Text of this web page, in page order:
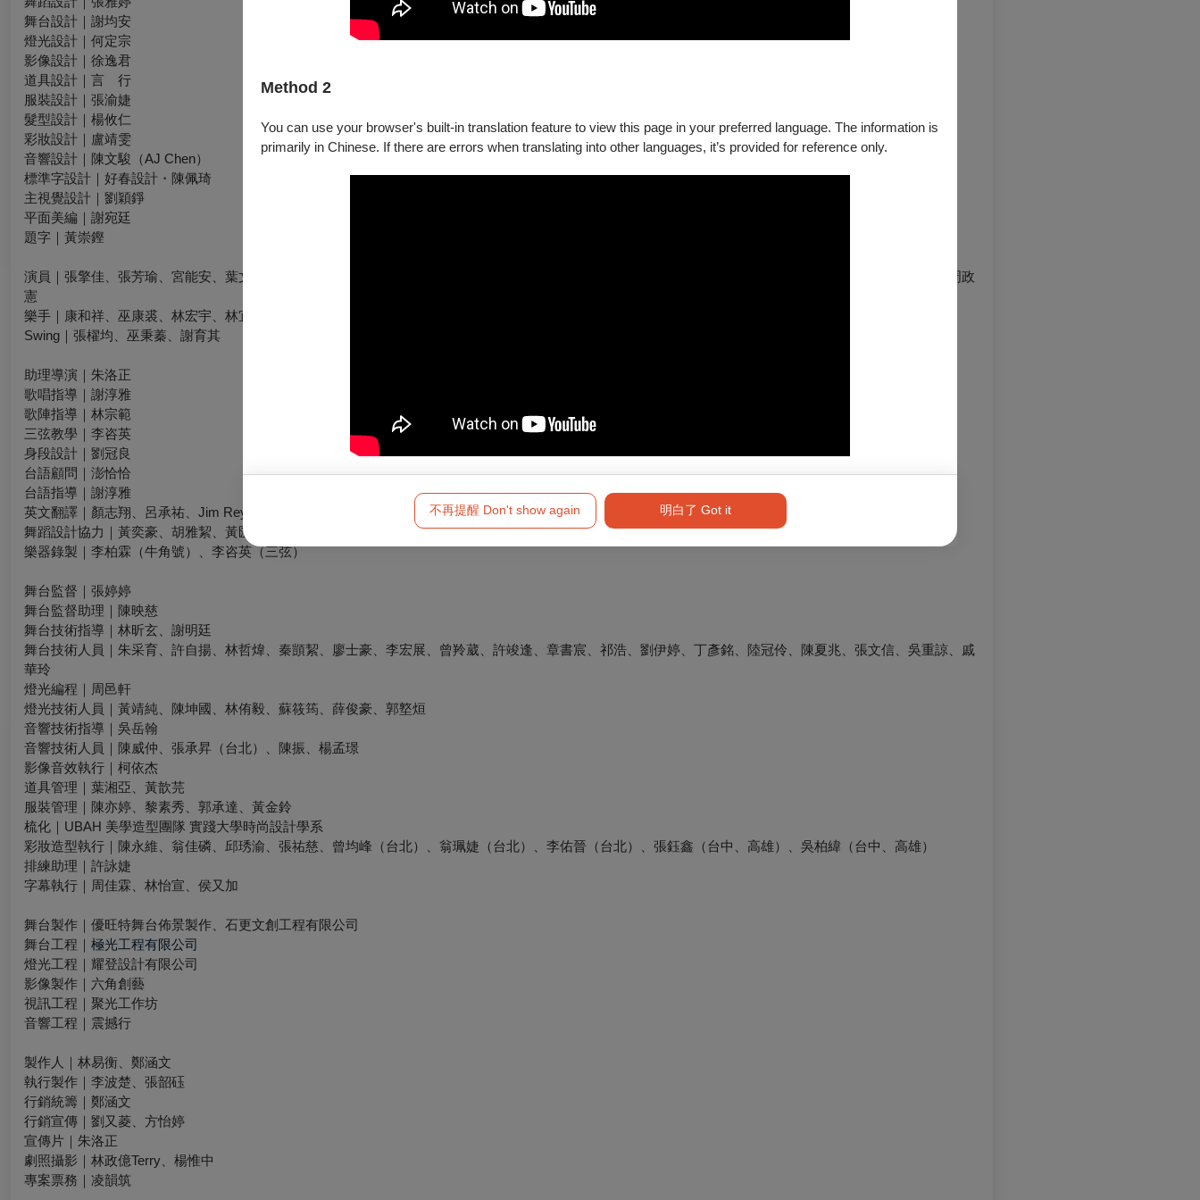
Method 2
You can use your browser's built-in translation feature to view this page in your preferred language. The information is
primarily in Chinese. If there are errors when translating into other languages, it’s provided for reference only.
不再提醒 Don't show again 明白了 Got it
舞台設計｜謝均安
燈光設計｜何定宗
影像設計｜徐逸君
道具設計｜言 行
服裝設計｜張渝婕
髮型設計｜楊攸仁
彩妝設計｜盧靖雯
音響設計｜陳文駿（AJ Chen）
標準字設計｜好春設計・陳佩琦
主視覺設計｜劉穎錚
平面美編｜謝宛廷
題字｜黃崇鏗
演員｜張擎佳、張芳瑜、宮能安、葉文豪（臺北、臺中）、呂寰宇（高雄）、呂承祐、王為、曾思瑜、胡雅絜、李旻潔、黃奕豪、黃匯森、周宛怡、周貞妤、周政
憲
樂手｜康和祥、巫康裘、林宏宇、林宜嫻、吳俊佑
Swing｜張櫂均、巫秉蓁、謝育其
助理導演｜朱洛正
歌唱指導｜謝淳雅
歌陣指導｜林宗範
三弦教學｜李咨英
身段設計｜劉冠良
台語顧問｜澎恰恰
台語指導｜謝淳雅
英文翻譯｜顏志翔、呂承祐、Jim Reynolds
舞蹈設計協力｜黃奕豪、胡雅絜、黃匯森
樂器錄製｜李柏霖（牛角號）、李咨英（三弦）
舞台監督｜張婷婷
舞台監督助理｜陳映慈
舞台技術指導｜林昕玄、謝明廷
舞台技術人員｜朱采育、許自揚、林哲煒、秦顗絜、廖士豪、李宏展、曾羚葳、許竣逢、章書宸、祁浩、劉伊婷、丁彥銘、陸冠伶、陳夏兆、張文信、吳重諒、戚
華玲
燈光編程｜周邑軒
燈光技術人員｜黃靖純、陳坤國、林侑毅、蘇筱筠、薛俊豪、郭墪烜
音響技術指導｜吳岳翰
音響技術人員｜陳威仲、張承昇（台北）、陳振、楊孟璟
影像音效執行｜柯依杰
道具管理｜葉湘亞、黃歆芫
服裝管理｜陳亦婷、黎素秀、郭承達、黃金鈴
梳化｜UBAH 美學造型團隊 實踐大學時尚設計學系
彩妝造型執行｜陳永維、翁佳磷、邱琇渝、張祐慈、曾均峰（台北）、翁珮婕（台北）、李佑晉（台北）、張鈺鑫（台中、高雄）、吳柏緯（台中、高雄）
排練助理｜許詠婕
字幕執行｜周佳霖、林怡宣、侯又加
舞台製作｜優旺特舞台佈景製作、石更文創工程有限公司
舞台工程｜ 極光工程有限公司
燈光工程｜耀登設計有限公司
影像製作｜六角創藝
視訊工程｜聚光工作坊
音響工程｜震撼行
製作人｜林易衡、鄭涵文
執行製作｜李波楚、張韶砡
行銷統籌｜鄭涵文
行銷宣傳｜劉又菱、方怡婷
宣傳片｜朱洛正
劇照攝影｜林政億Terry、楊惟中
專案票務｜凌韻筑